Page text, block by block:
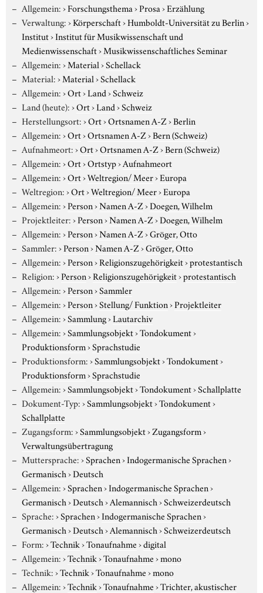
Allgemein:›Forschungsthema›Prosa›Erzählung
Verwaltung:›Körperschaft›Humboldt-Universität zu Berlin›
Institut›Institut für Musikwissenschaft und
Medienwissenschaft›Musikwissenschaftliches Seminar
Allgemein:›Material›Schellack
Material:›Material›Schellack
Allgemein:›Ort›Land›Schweiz
Land (heute):›Ort›Land›Schweiz
Herstellungsort:›Ort›Ortsnamen A-Z›Berlin
Allgemein:›Ort›Ortsnamen A-Z›Bern (Schweiz)
Aufnahmeort:›Ort›Ortsnamen A-Z›Bern (Schweiz)
Allgemein:›Ort›Ortstyp›Aufnahmeort
Allgemein:›Ort›Weltregion/ Meer›Europa
Weltregion:›Ort›Weltregion/ Meer›Europa
Allgemein:›Person›Namen A-Z›Doegen, Wilhelm
Projektleiter:›Person›Namen A-Z›Doegen, Wilhelm
Allgemein:›Person›Namen A-Z›Gröger, Otto
Sammler:›Person›Namen A-Z›Gröger, Otto
Allgemein:›Person›Religionszugehörigkeit›protestantisch
Religion:›Person›Religionszugehörigkeit›protestantisch
Allgemein:›Person›Sammler
Allgemein:›Person›Stellung/ Funktion›Projektleiter
Allgemein:›Sammlung›Lautarchiv
Allgemein:›Sammlungsobjekt›Tondokument›
Produktionsform›Sprachstudie
Produktionsform:›Sammlungsobjekt›Tondokument›
Produktionsform›Sprachstudie
Allgemein:›Sammlungsobjekt›Tondokument›Schallplatte
Dokument-Typ:›Sammlungsobjekt›Tondokument›
Schallplatte
Zugangsform:›Sammlungsobjekt›Zugangsform›
Verwaltungsübertragung
Muttersprache:›Sprachen›Indogermanische Sprachen›
Germanisch›Deutsch
Allgemein:›Sprachen›Indogermanische Sprachen›
Germanisch›Deutsch›Alemannisch›Schweizerdeutsch
Sprache:›Sprachen›Indogermanische Sprachen›
Germanisch›Deutsch›Alemannisch›Schweizerdeutsch
Form:›Technik›Tonaufnahme›digital
Allgemein:›Technik›Tonaufnahme›mono
Technik:›Technik›Tonaufnahme›mono
Allgemein:›Technik›Tonaufnahme›Trichter, akustischer